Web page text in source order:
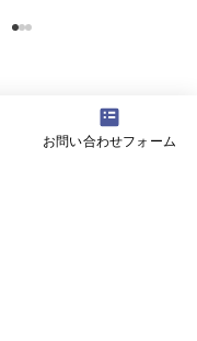
お問い合わせフォーム